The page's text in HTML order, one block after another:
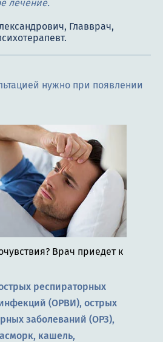
лечение.
нужно при появлении
Врач приедет к
респираторных
(ОРВИ), острых
заболеваний (ОРЗ),
кашель,